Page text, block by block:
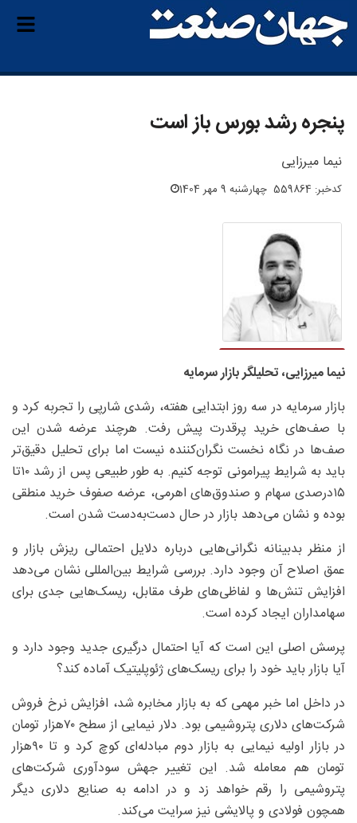
پنجره رشد بورس باز است
نیما میرزایی
کدخبر: 559864 چهارشنبه 9 مهر 1404
نیما میرزایی، تحلیلگر بازار سرمایه
بازار سرمایه در سه روز ابتدایی هفته، رشدی شارپی را تجربه کرد و
با صف‌های خرید پرقدرت پیش رفت. هرچند عرضه شدن این
صف‌ها در نگاه نخست نگران‌کننده نیست اما برای تحلیل دقیق‌تر
باید به شرایط پیرامونی توجه کنیم. به طور طبیعی پس از رشد ۱۰تا
۱۵‌درصدی سهام و صندوق‌های اهرمی، عرضه صفوف خرید منطقی
بوده و نشان می‌دهد بازار در حال دست‌به‌دست شدن است.
از منظر بدبینانه نگرانی‌هایی درباره دلایل احتمالی ریزش بازار و
عمق اصلاح آن وجود دارد. بررسی شرایط بین‌المللی نشان می‌دهد
افزایش تنش‌ها و لفاظی‌های طرف مقابل، ریسک‌هایی جدی برای
سهامداران ایجاد کرده است.
پرسش اصلی این است که آیا احتمال درگیری جدید وجود دارد و
آیا بازار باید خود را برای ریسک‌های ژئوپلیتیک آماده کند؟
در داخل اما خبر مهمی که به بازار مخابره شد، افزایش نرخ فروش
شرکت‌های دلاری پتروشیمی بود. دلار نیمایی از سطح ۷۰‌هزار تومان
در بازار اولیه نیمایی به بازار دوم مبادله‌ای کوچ کرد و تا ۹۰‌هزار
تومان هم معامله شد. این تغییر جهش سودآوری شرکت‌های
پتروشیمی را رقم خواهد زد و در ادامه به صنایع دلاری دیگر
همچون فولادی و پالایشی نیز سرایت می‌کند.